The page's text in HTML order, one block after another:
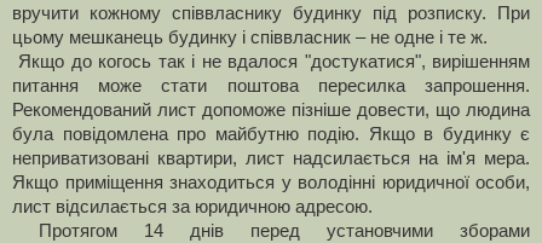
вручити кожному співвласнику будинку під розписку. При
цьому мешканець будинку і співвласник – не одне і те ж.
Якщо до когось так і не вдалося "достукатися", вирішенням
питання може стати поштова пересилка запрошення.
Рекомендований лист допоможе пізніше довести, що людина
була повідомлена про майбутню подію. Якщо в будинку є
неприватизовані квартири, лист надсилається на ім'я мера.
Якщо приміщення знаходиться у володінні юридичної особи,
лист відсилається за юридичною адресою.
Протягом 14 днів перед установчими зборами